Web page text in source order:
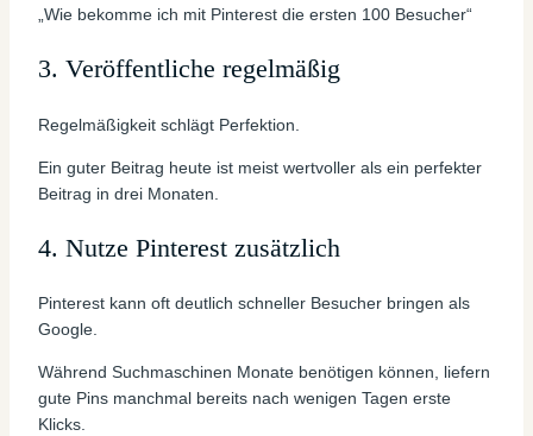
„Wie bekomme ich mit Pinterest die ersten 100 Besucher“
3. Veröffentliche regelmäßig
Regelmäßigkeit schlägt Perfektion.
Ein guter Beitrag heute ist meist wertvoller als ein perfekter
Beitrag in drei Monaten.
4. Nutze Pinterest zusätzlich
Pinterest kann oft deutlich schneller Besucher bringen als
Google.
Während Suchmaschinen Monate benötigen können, liefern
gute Pins manchmal bereits nach wenigen Tagen erste
Klicks.